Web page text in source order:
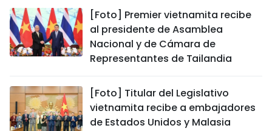
[Foto] Premier vietnamita recibe
al presidente de Asamblea
Nacional y de Cámara de
Representantes de Tailandia
[Foto] Titular del Legislativo
vietnamita recibe a embajadores
de Estados Unidos y Malasia